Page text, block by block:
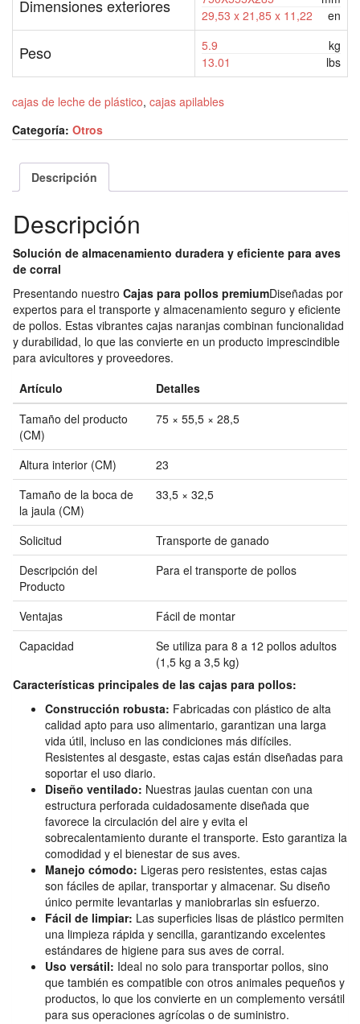
Dimensiones exteriores
29,53 x 21,85 x 11,22
en
Peso 5.9
kg
13.01
lbs
cajas de leche de plástico, cajas apilables
Categoría: Otros
Descripción
Descripción
Solución de almacenamiento duradera y eficiente para aves
de corral
Presentando nuestro Cajas para pollos premiumDiseñadas por
expertos para el transporte y almacenamiento seguro y eficiente
de pollos. Estas vibrantes cajas naranjas combinan funcionalidad
y durabilidad, lo que las convierte en un producto imprescindible
para avicultores y proveedores.
Artículo
Detalles
Tamaño del producto
(CM)
75 × 55,5 × 28,5
Altura interior (CM)
23
Tamaño de la boca de
la jaula (CM)
33,5 × 32,5
Solicitud
Transporte de ganado
Descripción del
Producto
Para el transporte de pollos
Ventajas
Fácil de montar
Capacidad
Se utiliza para 8 a 12 pollos adultos
(1,5 kg a 3,5 kg)
Características principales de las cajas para pollos:
Construcción robusta: Fabricadas con plástico de alta
calidad apto para uso alimentario, garantizan una larga
vida útil, incluso en las condiciones más difíciles.
Resistentes al desgaste, estas cajas están diseñadas para
soportar el uso diario.
Diseño ventilado: Nuestras jaulas cuentan con una
estructura perforada cuidadosamente diseñada que
favorece la circulación del aire y evita el
sobrecalentamiento durante el transporte. Esto garantiza la
comodidad y el bienestar de sus aves.
Manejo cómodo: Ligeras pero resistentes, estas cajas
son fáciles de apilar, transportar y almacenar. Su diseño
único permite levantarlas y maniobrarlas sin esfuerzo.
Fácil de limpiar: Las superficies lisas de plástico permiten
una limpieza rápida y sencilla, garantizando excelentes
estándares de higiene para sus aves de corral.
Uso versátil: Ideal no solo para transportar pollos, sino
que también es compatible con otros animales pequeños y
productos, lo que los convierte en un complemento versátil
para sus operaciones agrícolas o de suministro.